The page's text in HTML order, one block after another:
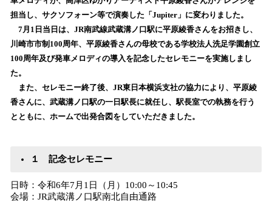
を
読
み
込
み
中
で
す
担当し、サクソフォーン等で演奏した「Jupiter」に変わりました。
7月1日当日は、JR南武線武蔵溝ノ口駅に平原綾香さんをお招きし、
川崎市市制100周年、平原綾香さんの母校である学校法人洗足学園創立
100周年及び発車メロディの導入を記念したセレモニーを実施しまし
た。
また、セレモニー終了後、JR東日本横浜支社の協力により、平原綾
香さんに、武蔵溝ノ口駅の一日駅長に就任し、駅長室での執務を行う
とともに、ホームで出発合図をしていただきました。
１ 記念セレモニー
日時：令和6年7月1日（月）10:00～10:45
会場：JR武蔵溝ノ口駅南北自由通路